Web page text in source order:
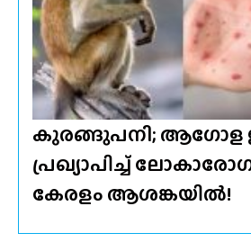
കുരങ്ങുപനി; ആഗോള
പ്രഖ്യാപിച്ച്
കേരളം ആശങ്കയിൽ!